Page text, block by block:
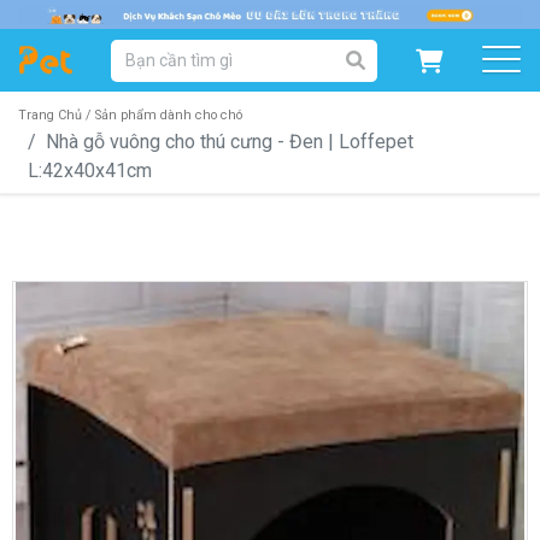
DANH MỤC SẢN PHẨM
SẢN PHẨM DÀNH CHO MÈO
SẨN PHẨM THEO THƯƠNG HIỆU
Trang Chủ / Sản phẩm dành cho chó
Nhà gỗ vuông cho thú cưng - Đen | Loffepet
L:42x40x41cm